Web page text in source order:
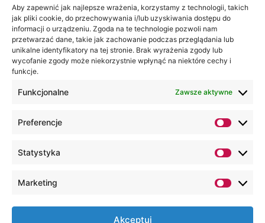
Aby zapewnić jak najlepsze wrażenia, korzystamy z technologii, takich
jak pliki cookie, do przechowywania i/lub uzyskiwania dostępu do
informacji o urządzeniu. Zgoda na te technologie pozwoli nam
przetwarzać dane, takie jak zachowanie podczas przeglądania lub
unikalne identyfikatory na tej stronie. Brak wyrażenia zgody lub
wycofanie zgody może niekorzystnie wpłynąć na niektóre cechy i
funkcje.
Funkcjonalne Zawsze aktywne
Preferencje
Statystyka
Marketing
Akceptuj
Akademia
WSEI
ul.
Projektowa
4